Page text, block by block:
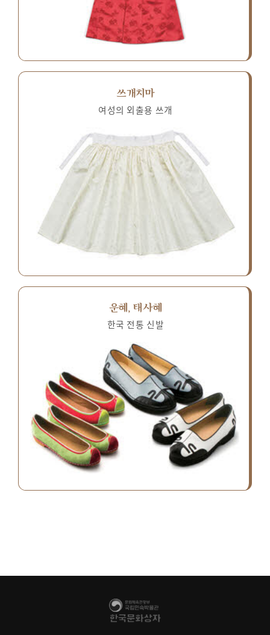
쓰개치마
여성의 외출용 쓰개
운혜, 태사혜
한국 전통 신발